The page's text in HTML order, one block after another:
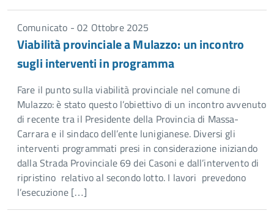
Comunicato - 02 Ottobre 2025
Viabilità provinciale a Mulazzo: un incontro
sugli interventi in programma
Fare il punto sulla viabilità provinciale nel comune di
Mulazzo: è stato questo l’obiettivo di un incontro avvenuto
di recente tra il Presidente della Provincia di Massa-
Carrara e il sindaco dell’ente lunigianese. Diversi gli
interventi programmati presi in considerazione iniziando
dalla Strada Provinciale 69 dei Casoni e dall’intervento di
ripristino relativo al secondo lotto. I lavori prevedono
l’esecuzione […]